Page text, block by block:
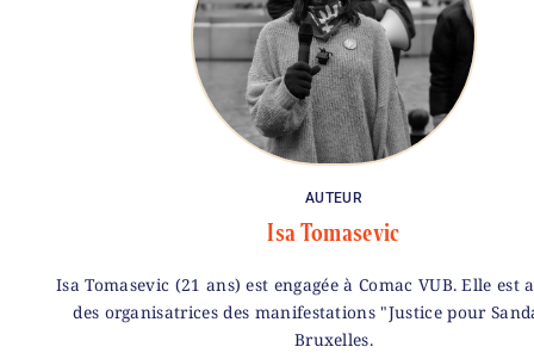
AUTEUR
Isa Tomasevic
Isa Tomasevic (21 ans) est engagée à Comac VUB. Elle est
des organisatrices des manifestations "Justice pour
Bruxelles.